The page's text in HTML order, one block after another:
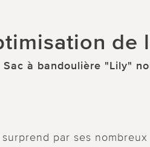
de
Sac à bandoulière "Lily"
par ses nombreux